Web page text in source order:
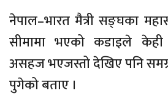
नेपाल–भारत मैत्री सङ्घका
सीमामा भएको कडाइले
असहज भएजस्तो देखिए पनि
पुगेको बताए ।